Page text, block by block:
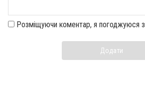
Розміщуючи коментар, я погоджуюся з
Додати